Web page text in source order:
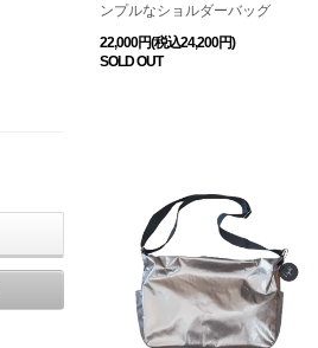
ンプルなショルダーバッグ
22,000円(税込24,200円)
SOLD OUT